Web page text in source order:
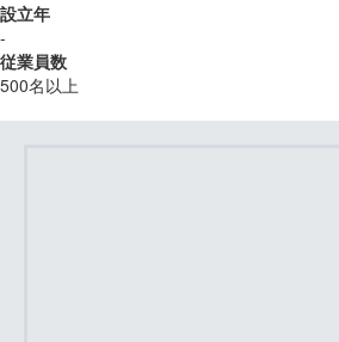
設立年
-
従業員数
500名以上